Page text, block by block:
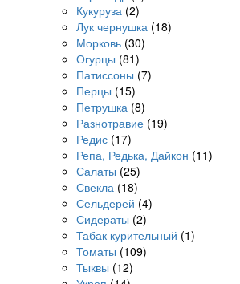
Кукуруза (2)
Лук чернушка (18)
Морковь (30)
Огурцы (81)
Патиссоны (7)
Перцы (15)
Петрушка (8)
Разнотравие (19)
Редис (17)
Репа, Редька, Дайкон (11)
Салаты (25)
Свекла (18)
Сельдерей (4)
Сидераты (2)
Табак курительный (1)
Томаты (109)
Тыквы (12)